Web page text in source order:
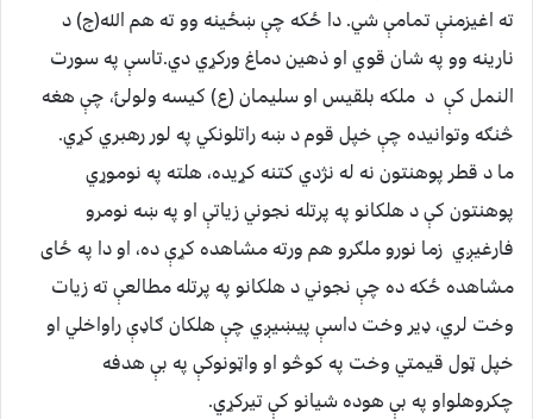
ته اغيزمنې تمامې شي. دا ځکه چې ښځينه وو ته هم الله(ج) د
نارينه وو په شان قوي او ذهين دماغ ورکړي دي.تاسې په سورت
النمل کې د ملکه بلقيس او سليمان (ع) کيسه ولولئ، چې هغه
څنګه وتوانيده چې خپل قوم د ښه راتلونکي په لور رهبري کړي.
ما د قطر پوهنتون نه له نژدي کتنه کړيده، هلته په نوموړي
پوهنتون کې د هلکانو په پرتله نجوني زياتې او په ښه نومرو
فارغيږي زما نورو ملګرو هم ورته مشاهده کړې ده، او دا په ځاى
مشاهده ځکه ده چې نجوني د هلکانو په پرتله مطالعې ته زيات
وخت لري، ډير وخت داسې پيښيږي چې هلکان ګاډې راواخلي او
خپل ټول قيمتي وخت په کوڅو او واټونوکې په بې هدفه
چکروهلواو په بې هوده شيانو کې تيرکړي.